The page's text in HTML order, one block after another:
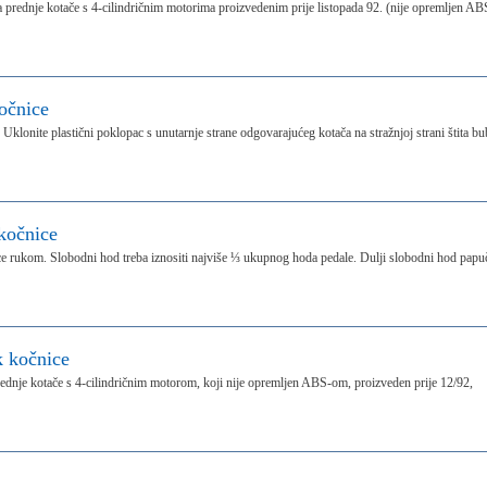
kotače s 4-cilindričnim motorima proizvedenim prije listopada 92. (nije opremljen
plastični poklopac s unutarnje strane odgovarajućeg kotača na stražnjoj strani štita
rukom. Slobodni hod treba iznositi najviše ⅓ ukupnog hoda pedale. Dulji slobodni hod
kočnice
kotače s 4-cilindričnim motorom, koji nije opremljen ABS-om, proizveden prije 12/92,